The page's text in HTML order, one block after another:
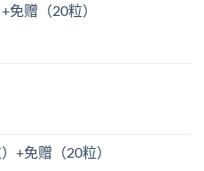
价免赠（20粒）
+免赠（20粒）